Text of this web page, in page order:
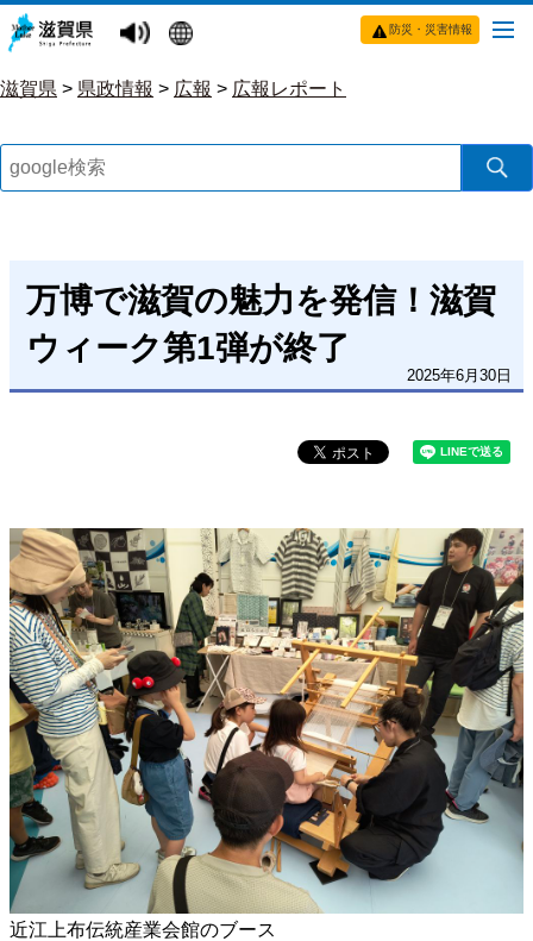
防災・災害情報
滋賀県 > 県政情報 > 広報 > 広報レポート
万博で滋賀の魅力を発信！滋賀
ウィーク第1弾が終了
2025年6月30日
近江上布伝統産業会館のブース